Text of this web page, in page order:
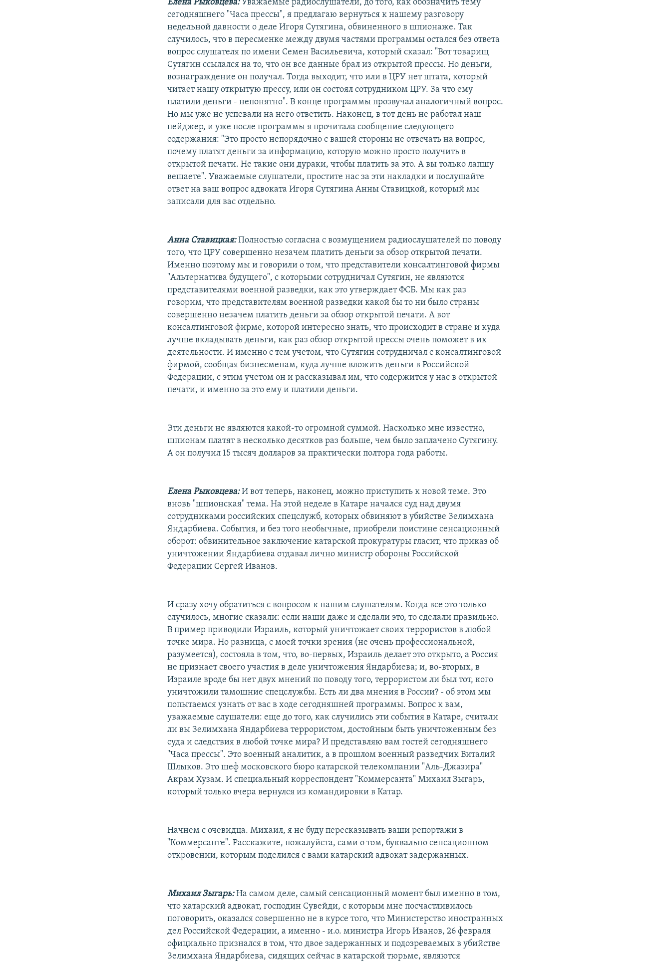
Елена Рыковцева:Уважаемые радиослушатели, до того, как обозначить тему
сегодняшнего "Часа прессы", я предлагаю вернуться к нашему разговору
недельной давности о деле Игоря Сутягина, обвиненного в шпионаже. Так
случилось, что в пересменке между двумя частями программы остался без ответа
вопрос слушателя по имени Семен Васильевича, который сказал: "Вот товарищ
Сутягин ссылался на то, что он все данные брал из открытой прессы. Но деньги,
вознаграждение он получал. Тогда выходит, что или в ЦРУ нет штата, который
читает нашу открытую прессу, или он состоял сотрудником ЦРУ. За что ему
платили деньги - непонятно". В конце программы прозвучал аналогичный вопрос.
Но мы уже не успевали на него ответить. Наконец, в тот день не работал наш
пейджер, и уже после программы я прочитала сообщение следующего
содержания: "Это просто непорядочно с вашей стороны не отвечать на вопрос,
почему платят деньги за информацию, которую можно просто получить в
открытой печати. Не такие они дураки, чтобы платить за это. А вы только лапшу
вешаете". Уважаемые слушатели, простите нас за эти накладки и послушайте
ответ на ваш вопрос адвоката Игоря Сутягина Анны Ставицкой, который мы
записали для вас отдельно.
Анна Ставицкая:Полностью согласна с возмущением радиослушателей по поводу
того, что ЦРУ совершенно незачем платить деньги за обзор открытой печати.
Именно поэтому мы и говорили о том, что представители консалтинговой фирмы
"Альтернатива будущего", с которыми сотрудничал Сутягин, не являются
представителями военной разведки, как это утверждает ФСБ. Мы как раз
говорим, что представителям военной разведки какой бы то ни было страны
совершенно незачем платить деньги за обзор открытой печати. А вот
консалтинговой фирме, которой интересно знать, что происходит в стране и куда
лучше вкладывать деньги, как раз обзор открытой прессы очень поможет в их
деятельности. И именно с тем учетом, что Сутягин сотрудничал с консалтинговой
фирмой, сообщая бизнесменам, куда лучше вложить деньги в Российской
Федерации, с этим учетом он и рассказывал им, что содержится у нас в открытой
печати, и именно за это ему и платили деньги.
Эти деньги не являются какой-то огромной суммой. Насколько мне известно,
шпионам платят в несколько десятков раз больше, чем было заплачено Сутягину.
А он получил 15 тысяч долларов за практически полтора года работы.
Елена Рыковцева:И вот теперь, наконец, можно приступить к новой теме. Это
вновь "шпионская" тема. На этой неделе в Катаре начался суд над двумя
сотрудниками российских спецслужб, которых обвиняют в убийстве Зелимхана
Яндарбиева. События, и без того необычные, приобрели поистине сенсационный
оборот: обвинительное заключение катарской прокуратуры гласит, что приказ об
уничтожении Яндарбиева отдавал лично министр обороны Российской
Федерации Сергей Иванов.
И сразу хочу обратиться с вопросом к нашим слушателям. Когда все это только
случилось, многие сказали: если наши даже и сделали это, то сделали правильно.
В пример приводили Израиль, который уничтожает своих террористов в любой
точке мира. Но разница, с моей точки зрения (не очень профессиональной,
разумеется), состояла в том, что, во-первых, Израиль делает это открыто, а Россия
не признает своего участия в деле уничтожения Яндарбиева; и, во-вторых, в
Израиле вроде бы нет двух мнений по поводу того, террористом ли был тот, кого
уничтожили тамошние спецслужбы. Есть ли два мнения в России? - об этом мы
попытаемся узнать от вас в ходе сегодняшней программы. Вопрос к вам,
уважаемые слушатели: еще до того, как случились эти события в Катаре, считали
ли вы Зелимхана Яндарбиева террористом, достойным быть уничтоженным без
суда и следствия в любой точке мира? И представляю вам гостей сегодняшнего
"Часа прессы". Это военный аналитик, а в прошлом военный разведчик Виталий
Шлыков. Это шеф московского бюро катарской телекомпании "Аль-Джазира"
Акрам Хузам. И специальный корреспондент "Коммерсанта" Михаил Зыгарь,
который только вчера вернулся из командировки в Катар.
Начнем с очевидца. Михаил, я не буду пересказывать ваши репортажи в
"Коммерсанте". Расскажите, пожалуйста, сами о том, буквально сенсационном
откровении, которым поделился с вами катарский адвокат задержанных.
Михаил Зыгарь:На самом деле, самый сенсационный момент был именно в том,
что катарский адвокат, господин Сувейди, с которым мне посчастливилось
поговорить, оказался совершенно не в курсе того, что Министерство иностранных
дел Российской Федерации, а именно - и.о. министра Игорь Иванов, 26 февраля
официально признался в том, что двое задержанных и подозреваемых в убийстве
Зелимхана Яндарбиева, сидящих сейчас в катарской тюрьме, являются